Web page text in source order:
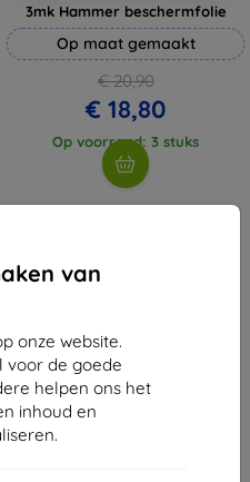
van
onze website.
voor de goede
helpen ons het
inhoud en
3mk Hammer beschermfolie
Op maat gemaakt
€ 20,90
€ 18,80
Op voorraad: 3 stuks